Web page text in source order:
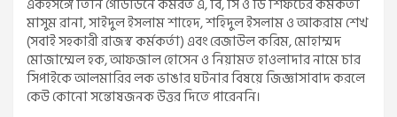
একইসঙ্গে তিনি গোডাউনে কর্মরত এ, বি, সি ও ডি শিফটের কর্মকর্তা
মাসুম রানা, সাইদুল ইসলাম শাহেদ, শহিদুল ইসলাম ও আকরাম শেখ
(সবাই সহকারী রাজস্ব কর্মকর্তা) এবং রেজাউল করিম, মোহাম্মদ
মোজাম্মেল হক, আফজাল হোসেন ও নিয়ামত হাওলাদার নামে চার
সিপাইকে আলমারির লক ভাঙার ঘটনার বিষয়ে জিজ্ঞাসাবাদ করলে
কেউ কোনো সন্তোষজনক উত্তর দিতে পারেননি।